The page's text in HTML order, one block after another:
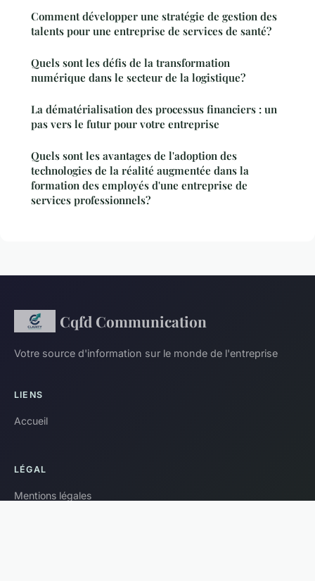
Comment développer une stratégie de gestion des
talents pour une entreprise de services de santé?
Quels sont les défis de la transformation
numérique dans le secteur de la logistique?
La dématérialisation des processus financiers : un
pas vers le futur pour votre entreprise
Quels sont les avantages de l'adoption des
technologies de la réalité augmentée dans la
formation des employés d'une entreprise de
services professionnels?
Cqfd Communication
Votre source d'information sur le monde de l'entreprise
LIENS
Accueil
LÉGAL
Mentions légales